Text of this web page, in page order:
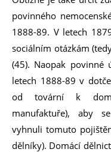
povinného
1888-89. V letech
sociálním otázkám
(45). Naopak povinné
letech 1888-89 v
od tovární k
manufaktuře), aby
vyhnuli tomuto
dělníky). Domácí